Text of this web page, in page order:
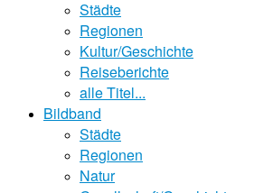
Städte
Regionen
Kultur/Geschichte
Reiseberichte
alle Titel...
Bildband
Städte
Regionen
Natur